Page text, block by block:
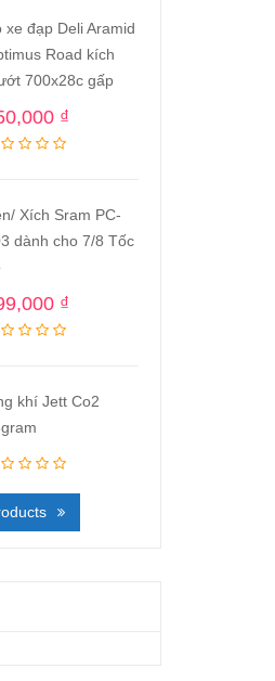
xe đạp Deli Aramid
Road kích
700x28c gấp
₫
Xích Sram PC-
dành cho 7/8 Tốc
₫
khí Jett Co2